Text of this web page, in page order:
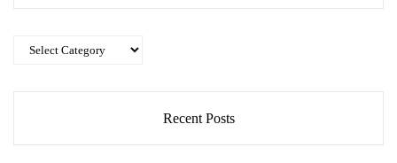
Categories
Recent Posts